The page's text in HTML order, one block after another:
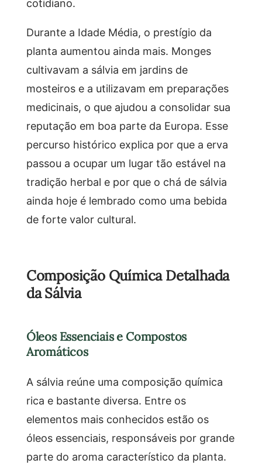
cotidiano.
Durante a Idade Média, o prestígio da
planta aumentou ainda mais. Monges
cultivavam a sálvia em jardins de
mosteiros e a utilizavam em preparações
medicinais, o que ajudou a consolidar sua
reputação em boa parte da Europa. Esse
percurso histórico explica por que a erva
passou a ocupar um lugar tão estável na
tradição herbal e por que o chá de sálvia
ainda hoje é lembrado como uma bebida
de forte valor cultural.
Composição Química Detalhada
da Sálvia
Óleos Essenciais e Compostos
Aromáticos
A sálvia reúne uma composição química
rica e bastante diversa. Entre os
elementos mais conhecidos estão os
óleos essenciais, responsáveis por grande
parte do aroma característico da planta.